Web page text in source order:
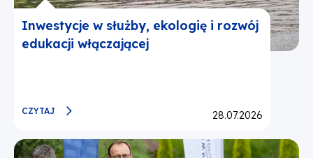
Inwestycje w służby, ekologię i rozwój
edukacji włączającej
CZYTAJ Opublikowano:
28.07.2026